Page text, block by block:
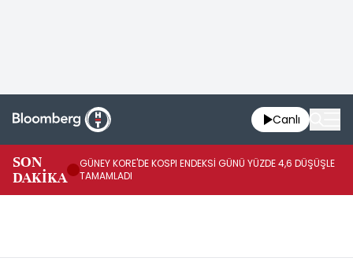
Canlı
SON
DAKİKA
GÜNEY KORE'DE KOSPI ENDEKSİ GÜNÜ YÜZDE 4,6 DÜŞÜŞLE
TAMAMLADI